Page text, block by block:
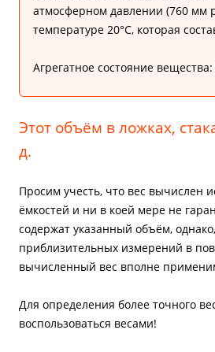
атмосферном давлении (760 мм
температуре 20°C, которая
Агрегатное состояние
Этот объём в ложках,
д.
Просим учесть, что вес вычислен
ёмкостей и ни в коей мере не
содержат указанный объём,
приблизительных измерений в
вычисленный вес вполне
Для определения более точного
воспользоваться весами!